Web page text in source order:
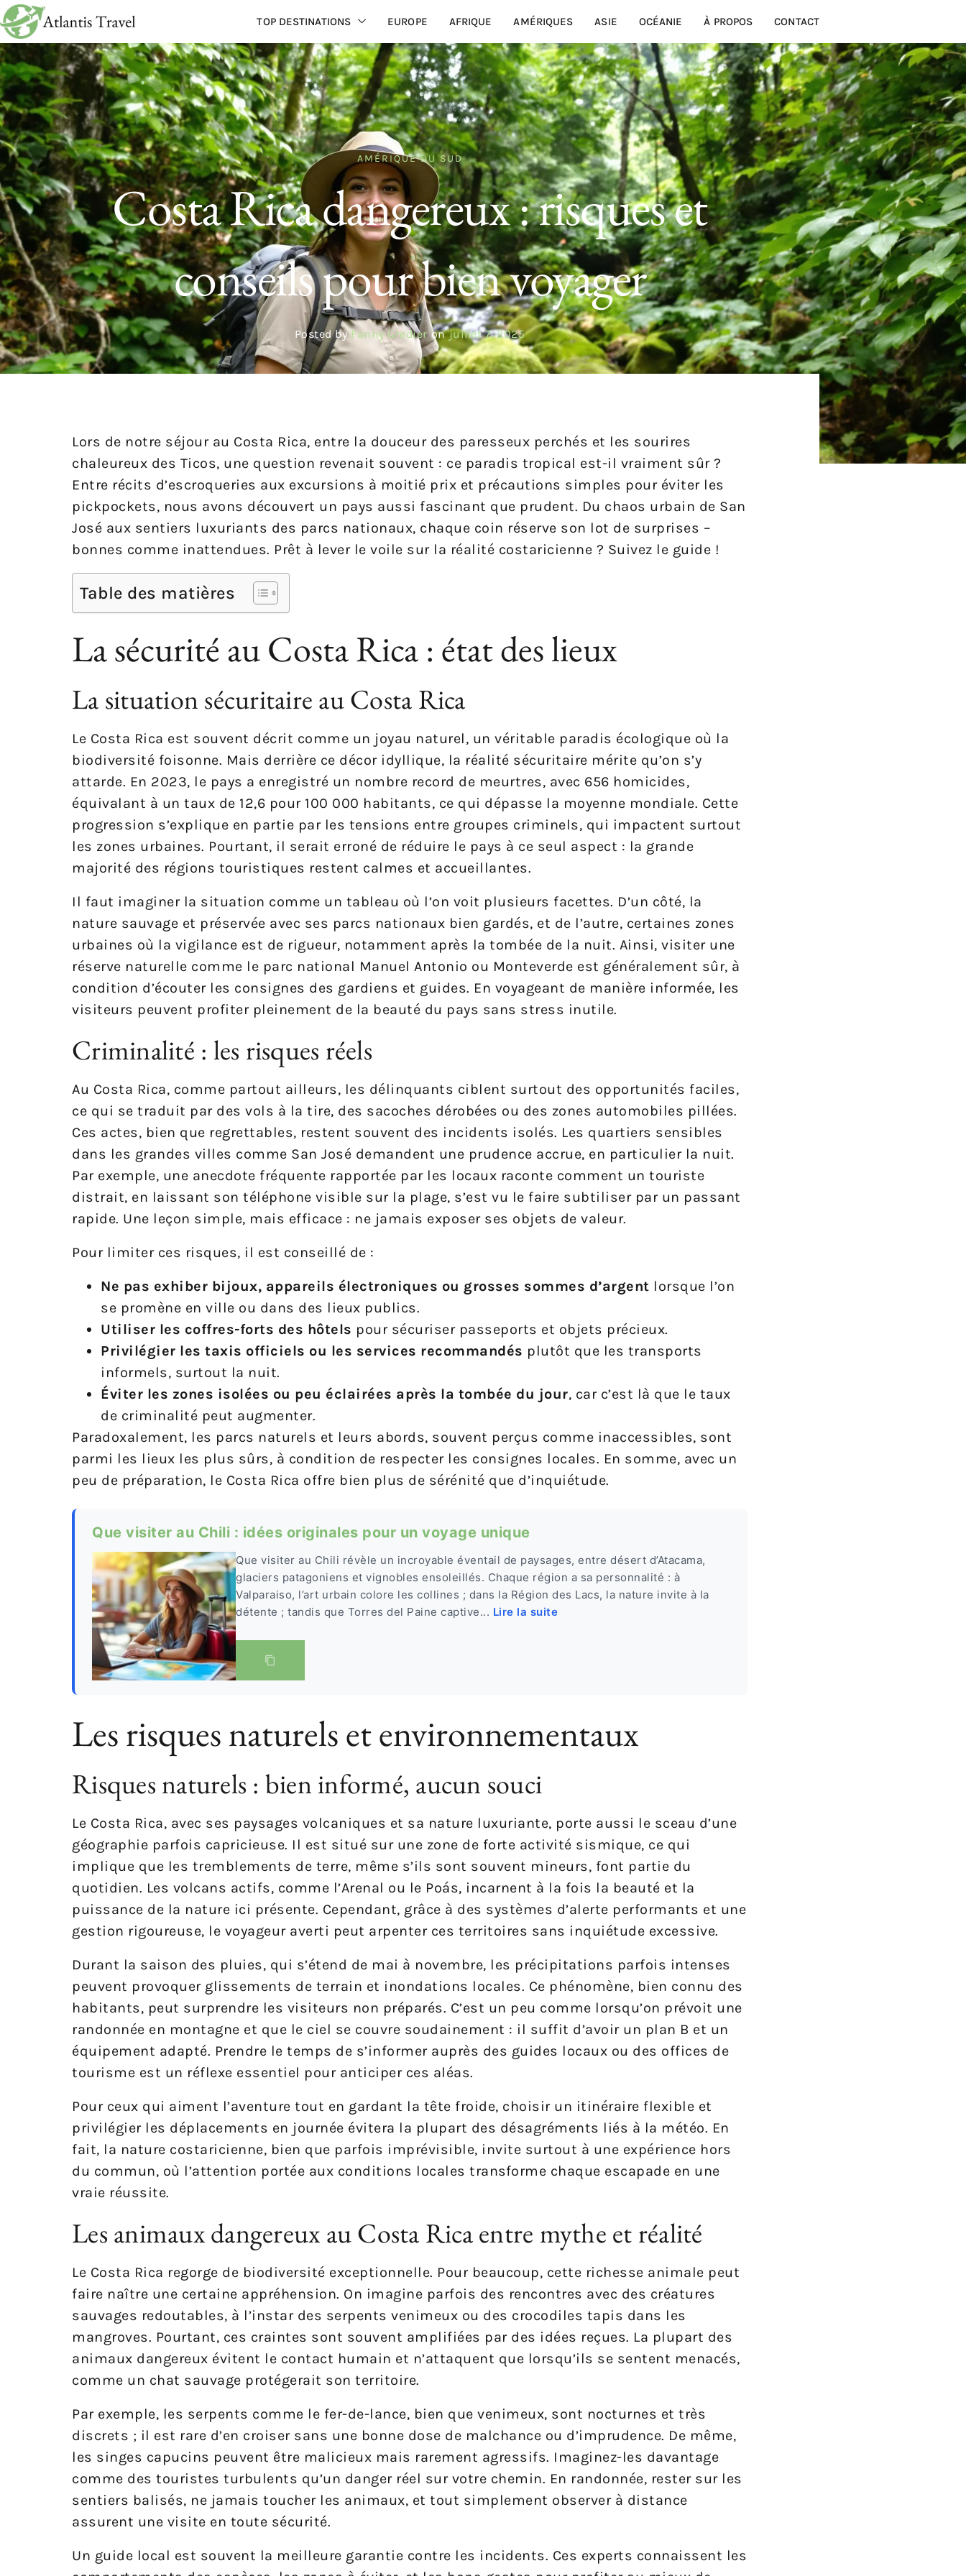
TOP DESTINATIONS EUROPE AFRIQUE AMÉRIQUES ASIE OCÉANIE À PROPOS CONTACT
AMÉRIQUE DU SUD
Costa Rica dangereux : risques et
conseils pour bien voyager
Posted by Fanny Gredier on juillet 7, 2025
Lors de notre séjour au Costa Rica, entre la douceur des paresseux perchés et les sourires
chaleureux des Ticos, une question revenait souvent : ce paradis tropical est-il vraiment sûr ?
Entre récits d’escroqueries aux excursions à moitié prix et précautions simples pour éviter les
pickpockets, nous avons découvert un pays aussi fascinant que prudent. Du chaos urbain de San
José aux sentiers luxuriants des parcs nationaux, chaque coin réserve son lot de surprises –
bonnes comme inattendues. Prêt à lever le voile sur la réalité costaricienne ? Suivez le guide !
Table des matières
La sécurité au Costa Rica : état des lieux
La situation sécuritaire au Costa Rica
Le Costa Rica est souvent décrit comme un joyau naturel, un véritable paradis écologique où la
biodiversité foisonne. Mais derrière ce décor idyllique, la réalité sécuritaire mérite qu’on s’y
attarde. En 2023, le pays a enregistré un nombre record de meurtres, avec 656 homicides,
équivalant à un taux de 12,6 pour 100 000 habitants, ce qui dépasse la moyenne mondiale. Cette
progression s’explique en partie par les tensions entre groupes criminels, qui impactent surtout
les zones urbaines. Pourtant, il serait erroné de réduire le pays à ce seul aspect : la grande
majorité des régions touristiques restent calmes et accueillantes.
Il faut imaginer la situation comme un tableau où l’on voit plusieurs facettes. D’un côté, la
nature sauvage et préservée avec ses parcs nationaux bien gardés, et de l’autre, certaines zones
urbaines où la vigilance est de rigueur, notamment après la tombée de la nuit. Ainsi, visiter une
réserve naturelle comme le parc national Manuel Antonio ou Monteverde est généralement sûr, à
condition d’écouter les consignes des gardiens et guides. En voyageant de manière informée, les
visiteurs peuvent profiter pleinement de la beauté du pays sans stress inutile.
Criminalité : les risques réels
Au Costa Rica, comme partout ailleurs, les délinquants ciblent surtout des opportunités faciles,
ce qui se traduit par des vols à la tire, des sacoches dérobées ou des zones automobiles pillées.
Ces actes, bien que regrettables, restent souvent des incidents isolés. Les quartiers sensibles
dans les grandes villes comme San José demandent une prudence accrue, en particulier la nuit.
Par exemple, une anecdote fréquente rapportée par les locaux raconte comment un touriste
distrait, en laissant son téléphone visible sur la plage, s’est vu le faire subtiliser par un passant
rapide. Une leçon simple, mais efficace : ne jamais exposer ses objets de valeur.
Pour limiter ces risques, il est conseillé de :
Ne pas exhiber bijoux, appareils électroniques ou grosses sommes d’argent lorsque l’on
se promène en ville ou dans des lieux publics.
Utiliser les coffres-forts des hôtels pour sécuriser passeports et objets précieux.
Privilégier les taxis officiels ou les services recommandés plutôt que les transports
informels, surtout la nuit.
Éviter les zones isolées ou peu éclairées après la tombée du jour, car c’est là que le taux
de criminalité peut augmenter.
Paradoxalement, les parcs naturels et leurs abords, souvent perçus comme inaccessibles, sont
parmi les lieux les plus sûrs, à condition de respecter les consignes locales. En somme, avec un
peu de préparation, le Costa Rica offre bien plus de sérénité que d’inquiétude.
Que visiter au Chili : idées originales pour un voyage unique
Que visiter au Chili révèle un incroyable éventail de paysages, entre désert d’Atacama,
glaciers patagoniens et vignobles ensoleillés. Chaque région a sa personnalité : à
Valparaiso, l’art urbain colore les collines ; dans la Région des Lacs, la nature invite à la
détente ; tandis que Torres del Paine captive... Lire la suite
Les risques naturels et environnementaux
Risques naturels : bien informé, aucun souci
Le Costa Rica, avec ses paysages volcaniques et sa nature luxuriante, porte aussi le sceau d’une
géographie parfois capricieuse. Il est situé sur une zone de forte activité sismique, ce qui
implique que les tremblements de terre, même s’ils sont souvent mineurs, font partie du
quotidien. Les volcans actifs, comme l’Arenal ou le Poás, incarnent à la fois la beauté et la
puissance de la nature ici présente. Cependant, grâce à des systèmes d’alerte performants et une
gestion rigoureuse, le voyageur averti peut arpenter ces territoires sans inquiétude excessive.
Durant la saison des pluies, qui s’étend de mai à novembre, les précipitations parfois intenses
peuvent provoquer glissements de terrain et inondations locales. Ce phénomène, bien connu des
habitants, peut surprendre les visiteurs non préparés. C’est un peu comme lorsqu’on prévoit une
randonnée en montagne et que le ciel se couvre soudainement : il suffit d’avoir un plan B et un
équipement adapté. Prendre le temps de s’informer auprès des guides locaux ou des offices de
tourisme est un réflexe essentiel pour anticiper ces aléas.
Pour ceux qui aiment l’aventure tout en gardant la tête froide, choisir un itinéraire flexible et
privilégier les déplacements en journée évitera la plupart des désagréments liés à la météo. En
fait, la nature costaricienne, bien que parfois imprévisible, invite surtout à une expérience hors
du commun, où l’attention portée aux conditions locales transforme chaque escapade en une
vraie réussite.
Les animaux dangereux au Costa Rica entre mythe et réalité
Le Costa Rica regorge de biodiversité exceptionnelle. Pour beaucoup, cette richesse animale peut
faire naître une certaine appréhension. On imagine parfois des rencontres avec des créatures
sauvages redoutables, à l’instar des serpents venimeux ou des crocodiles tapis dans les
mangroves. Pourtant, ces craintes sont souvent amplifiées par des idées reçues. La plupart des
animaux dangereux évitent le contact humain et n’attaquent que lorsqu’ils se sentent menacés,
comme un chat sauvage protégerait son territoire.
Par exemple, les serpents comme le fer-de-lance, bien que venimeux, sont nocturnes et très
discrets ; il est rare d’en croiser sans une bonne dose de malchance ou d’imprudence. De même,
les singes capucins peuvent être malicieux mais rarement agressifs. Imaginez-les davantage
comme des touristes turbulents qu’un danger réel sur votre chemin. En randonnée, rester sur les
sentiers balisés, ne jamais toucher les animaux, et tout simplement observer à distance
assurent une visite en toute sécurité.
Un guide local est souvent la meilleure garantie contre les incidents. Ces experts connaissent les